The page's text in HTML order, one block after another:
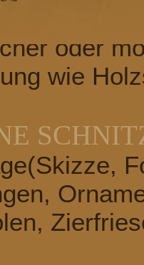
oder
wie